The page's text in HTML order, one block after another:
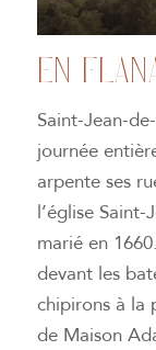
EN
Saint-Jean-
journée
arpente ses
l’église Saint-
marié en
devant les
chipirons à la
de Maison